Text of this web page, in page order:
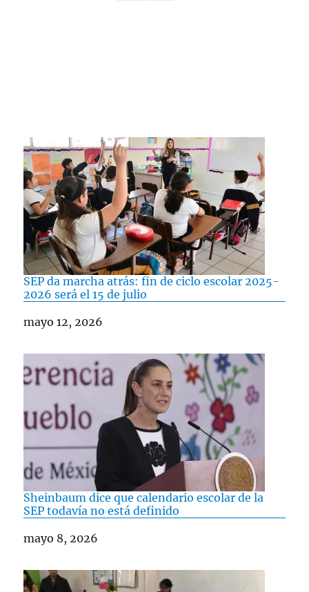
SEP da marcha atrás: fin de ciclo escolar 2025-
2026 será el 15 de julio
Fecha
mayo 12, 2026
Sheinbaum dice que calendario escolar de la
SEP todavía no está definido
Fecha
mayo 8, 2026